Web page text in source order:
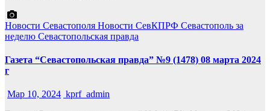
Новости Севастополя Новости СевКПРФ Севастополь за
неделю Севастопольская правда
Газета “Севастопольская правда” №9 (1478) 08 марта 2024
г
Мар 10, 2024 kprf_admin